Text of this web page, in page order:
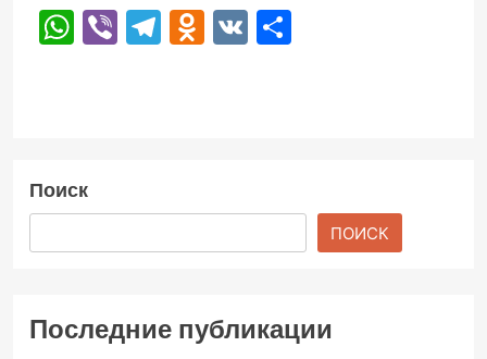
WhatsApp
ViberTelegram
Odnoklassniki
VK
Поиск
ПОИСК
Последние публикации